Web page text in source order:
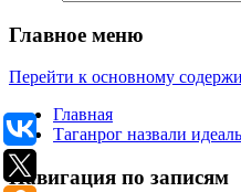
Главное меню
Перейти к основному
Главная
Таганрог назвали
Навигация по записям